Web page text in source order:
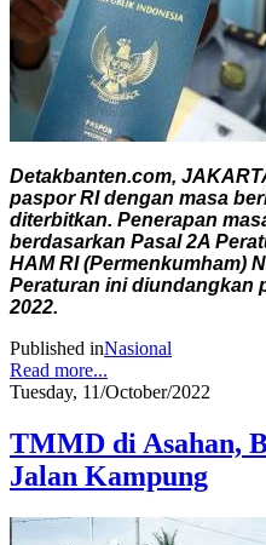
Detakbanten.com,
paspor RI dengan masa
diterbitkan. Penerapan
berdasarkan Pasal 2A
HAM RI (Permenkumham)
Peraturan ini diundangkan
2022.
Published inNasional
Read more...
Tuesday, 11/October/2022
TMMD di Asahan,
Jalan Kampung